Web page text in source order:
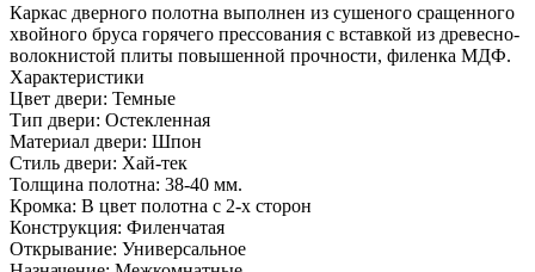
Каркас дверного полотна выполнен из сушеного сращенного
хвойного бруса горячего прессования с вставкой из древесно­
волокнистой плиты повышенной прочности, филенка МДФ.
Характеристики
Цвет двери: Темные
Тип двери: Остекленная
Материал двери: Шпон
Стиль двери: Хай-тек
Толщина полотна: 38-40 мм.
Кромка: В цвет полотна с 2-х сторон
Конструкция: Филенчатая
Открывание: Универсальное